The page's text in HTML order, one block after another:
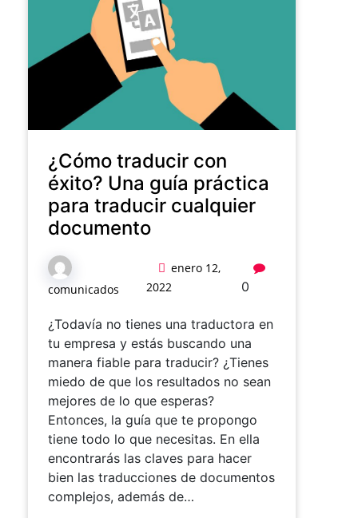
¿Cómo traducir con
éxito? Una guía práctica
para traducir cualquier
documento
comunicados
enero 12,
2022
0
¿Todavía no tienes una traductora en
tu empresa y estás buscando una
manera fiable para traducir? ¿Tienes
miedo de que los resultados no sean
mejores de lo que esperas?
Entonces, la guía que te propongo
tiene todo lo que necesitas. En ella
encontrarás las claves para hacer
bien las traducciones de documentos
complejos, además de…